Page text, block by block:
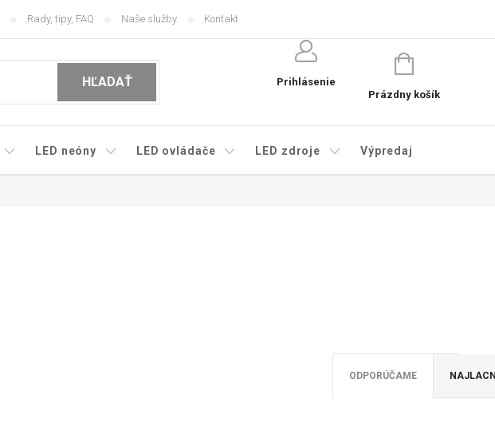
Rady, tipy, FAQ Naše služby Kontakt
HĽADAŤ Prihlásenie
NÁKUPNÝ
KOŠÍK
Prázdny košík
LED neóny LED ovládače LED zdroje Výpredaj
ODPORÚČAME